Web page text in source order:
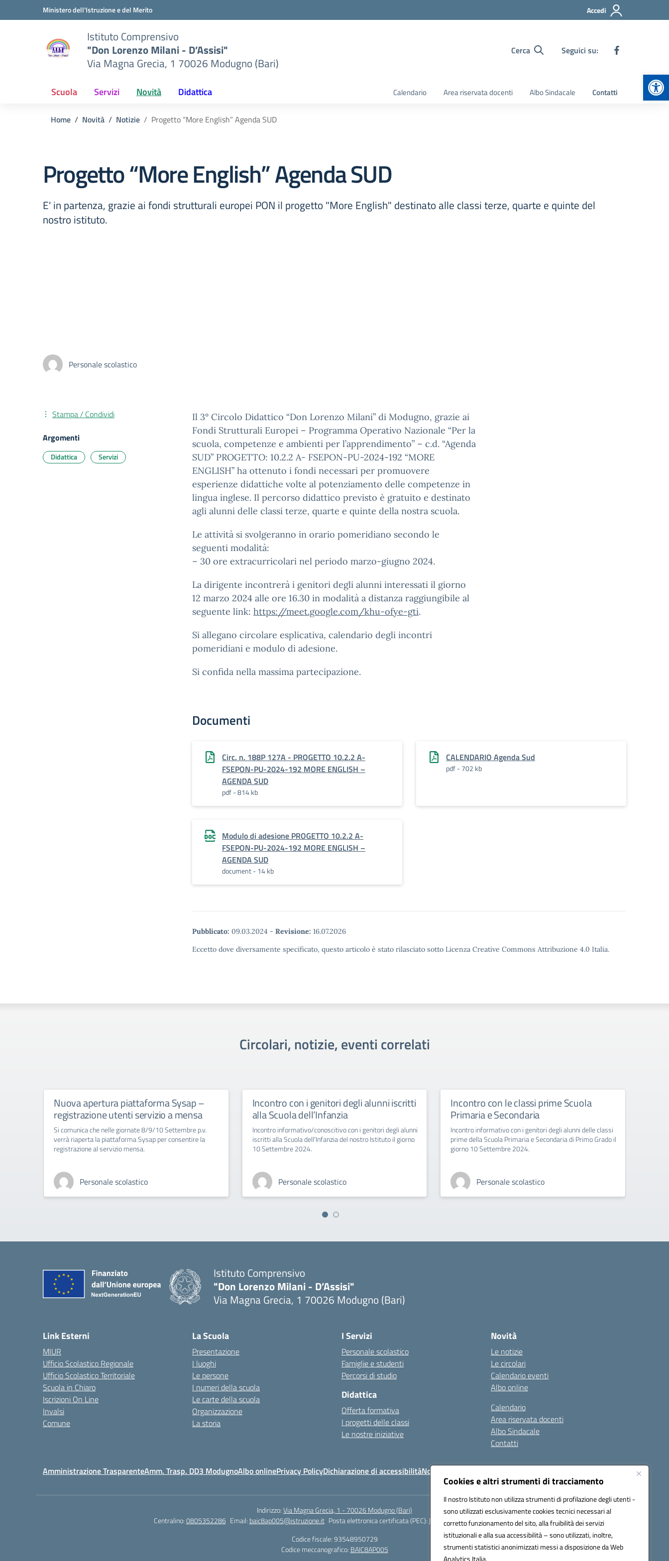
Cookies e altri strumenti di tracciamento
Il nostro Istituto non utilizza strumenti di profilazione degli utenti -
sono utilizzati esclusivamente cookies tecnici necessari al
corretto funzionamento del sito, alla fruibilità dei servizi
istituzionali e alla sua accessibilità – sono utilizzati, inoltre,
strumenti statistici anonimizzati messi a disposizione da Web
Analytics Italia.
Vai ai contenuti
Vai al menu di navigazioneMinistero dell'Istruzione e del Merito Accedi
Istituto Comprensivo
"Don Lorenzo Milani - D’Assisi"
Via Magna Grecia, 1 70026 Modugno (Bari)
Cerca Seguici su:
Scuola Servizi Novità Didattica Calendario Area riservata docenti Albo Sindacale Contatti
Home Novità Notizie Progetto “More English” Agenda SUD
Progetto “More English” Agenda SUD
E' in partenza, grazie ai fondi strutturali europei PON il progetto "More English" destinato alle classi terze, quarte e quinte del
nostro istituto.
Personale scolastico
Il 3° Circolo Didattico “Don Lorenzo Milani” di Modugno, grazie ai
Fondi Strutturali Europei – Programma Operativo Nazionale “Per la
scuola, competenze e ambienti per l’apprendimento” – c.d. “Agenda
SUD” PROGETTO: 10.2.2 A- FSEPON-PU-2024-192 “MORE
ENGLISH” ha ottenuto i fondi necessari per promuovere
esperienze didattiche volte al potenziamento delle competenze in
lingua inglese. Il percorso didattico previsto è gratuito e destinato
agli alunni delle classi terze, quarte e quinte della nostra scuola.
Le attività si svolgeranno in orario pomeridiano secondo le
seguenti modalità:
– 30 ore extracurricolari nel periodo marzo-giugno 2024.
La dirigente incontrerà i genitori degli alunni interessati il giorno
12 marzo 2024 alle ore 16.30 in modalità a distanza raggiungibile al
seguente link: https://meet.google.com/khu-ofye-gti.
Si allegano circolare esplicativa, calendario degli incontri
pomeridiani e modulo di adesione.
Si confida nella massima partecipazione.
Documenti
Circ. n. 188P 127A - PROGETTO 10.2.2 A-
FSEPON-PU-2024-192 MORE ENGLISH –
AGENDA SUD
pdf - 814 kb
CALENDARIO Agenda Sud
pdf - 702 kb
Modulo di adesione PROGETTO 10.2.2 A-
FSEPON-PU-2024-192 MORE ENGLISH –
AGENDA SUD
document - 14 kb
Pubblicato: 09.03.2024 - Revisione: 16.07.2026
Eccetto dove diversamente specificato, questo articolo è stato rilasciato sotto Licenza Creative Commons Attribuzione 4.0 Italia.
Stampa / Condividi
Argomenti
Didattica Servizi
Circolari, notizie, eventi correlati
Nuova apertura piattaforma Sysap –
registrazione utenti servizio a mensa
Si comunica che nelle giornate 8/9/10 Settembre p.v.
verrà riaperta la piattaforma Sysap per consentire la
registrazione al servizio mensa.
Personale scolastico
Incontro con i genitori degli alunni iscritti
alla Scuola dell’Infanzia
Incontro informativo/conoscitivo con i genitori degli alunni
iscritti alla Scuola dell'Infanzia del nostro Istituto il giorno
10 Settembre 2024.
Personale scolastico
Incontro con le classi prime Scuola
Primaria e Secondaria
Incontro informativo con i genitori degli alunni delle classi
prime della Scuola Primaria e Secondaria di Primo Grado il
giorno 10 Settembre 2024.
Personale scolastico
Istituto Comprensivo
"Don Lorenzo Milani - D’Assisi"
Via Magna Grecia, 1 70026 Modugno (Bari)
Link Esterni
MIUR
Ufficio Scolastico Regionale
Ufficio Scolastico Territoriale
Scuola in Chiaro
Iscrizioni On Line
Invalsi
Comune
La Scuola
Presentazione
I luoghi
Le persone
I numeri della scuola
Le carte della scuola
Organizzazione
La storia
I Servizi
Personale scolastico
Famiglie e studenti
Percorsi di studio
Didattica
Offerta formativa
I progetti delle classi
Le nostre iniziative
Novità
Le notizie
Le circolari
Calendario eventi
Albo online
Calendario
Area riservata docenti
Albo Sindacale
Contatti
Amministrazione TrasparenteAmm. Trasp. DD3 ModugnoAlbo onlinePrivacy PolicyDichiarazione di accessibilitàNote legali Seguici su:
Indirizzo:Via Magna Grecia, 1 - 70026 Modugno (Bari)
Centralino:0805352286 Email: baic8ap005@istruzione.it Posta elettronica certificata (PEC): baic8ap005@pec.istruzione.it
Codice fiscale: 93548950729
Codice meccanografico: BAIC8AP005